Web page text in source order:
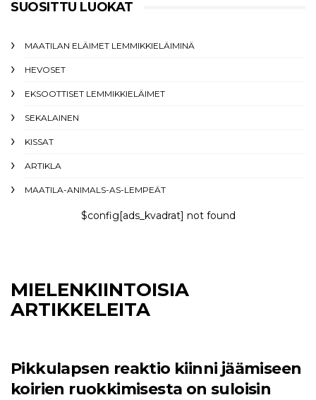
SUOSITTU LUOKAT
MAATILAN ELÄIMET LEMMIKKIELÄIMINÄ
HEVOSET
EKSOOTTISET LEMMIKKIELÄIMET
SEKALAINEN
KISSAT
ARTIKLA
MAATILA-ANIMALS-AS-LEMPEÄT
$config[ads_kvadrat] not found
MIELENKIINTOISIA
ARTIKKELEITA
Pikkulapsen reaktio kiinni jäämiseen
koirien ruokkimisesta on suloisin